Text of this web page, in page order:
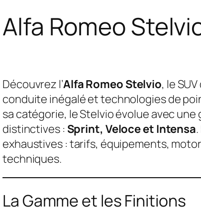
Alfa Romeo
Découvrez l’Alfa Romeo Stelvio, le
conduite inégalé et technologies de
sa catégorie, le Stelvio évolue avec
distinctives : Sprint, Veloce et Intensa
exhaustives : tarifs, équipements,
techniques.
La Gamme et les Finitions